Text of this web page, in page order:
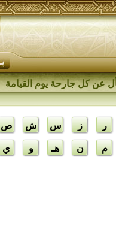
عن كل جارحة يوم القيامة
ر ز س ش ص
م ن هـ و ي